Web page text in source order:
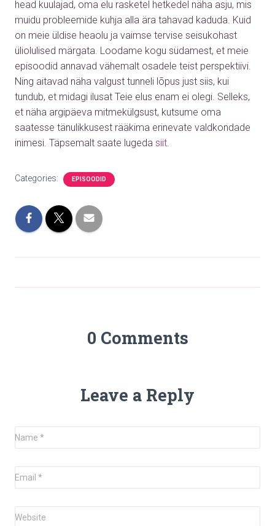
head kuulajad, oma elu rasketel hetkedel näha asju, mis
muidu probleemide kuhja alla ära tahavad kaduda. Kuid
on meie üldise heaolu ja vaimse tervise seisukohast
üliolulised märgata. Loodame kogu südamest, et meie
episoodid annavad vähemalt osadele teist perspektiivi.
Ning aitavad näha valgust tunneli lõpus just siis, kui
tundub, et midagi ilusat Teie elus enam ei olegi. Selleks,
et näha argipäeva mitmekülgsust, kutsume oma
saatesse tänulikkusest rääkima erinevate valdkondade
inimesi. Täpsemalt saate lugeda siit.
Categories: EPISOODID
0 Comments
Leave a Reply
Name *
Email *
Website